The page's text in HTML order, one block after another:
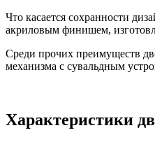
Что касается сохранности
акриловым финишем,
Среди прочих преимуществ
механизма с сувальдным
Характеристики